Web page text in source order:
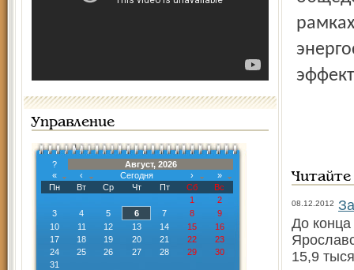
Управление
?
Август, 2026
«
‹ Сегодня ›
»
Пн
Вт Ср Чт Пт Сб
Вс
1
2
3
4 5 6 7 8
9
10
11 12 13 14 15
16
17
18 19 20 21 22
23
24
25 26 27 28 29
30
31
08.12.2012
До
15,9